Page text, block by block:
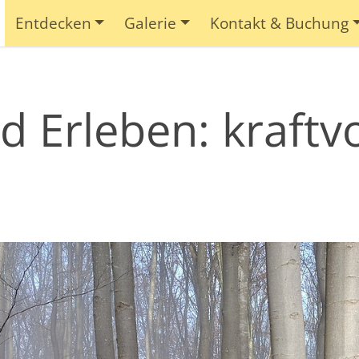
Entdecken Galerie Kontakt & Buchung
Erleben: